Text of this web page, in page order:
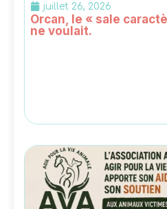
juillet 26, 2026
Orcan, le « sale
ne voulait.